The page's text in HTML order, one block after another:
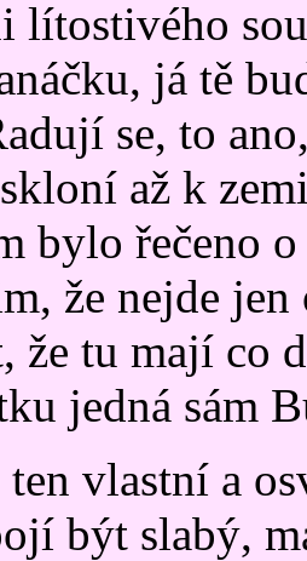
lítostivého
já tě
se, to
až k
bylo řečeno
že nejde jen
že tu mají co
jedná sám
ten vlastní a
být slabý,